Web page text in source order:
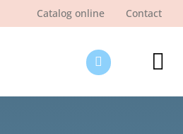
Catalog online Contact